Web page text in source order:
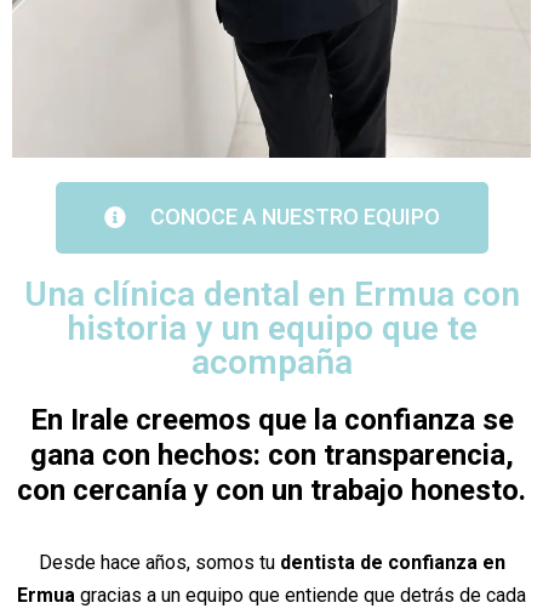
CONOCE A NUESTRO EQUIPO
Una clínica dental en Ermua con
historia y un equipo que te
acompaña
En Irale creemos que la confianza se
gana con hechos: con transparencia,
con cercanía y con un trabajo honesto.
Desde hace años, somos tu dentista de confianza en
Ermua gracias a un equipo que entiende que detrás de cada